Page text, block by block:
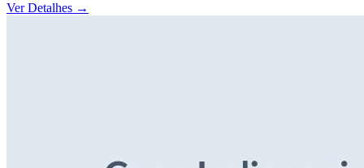
Ver Detalhes →